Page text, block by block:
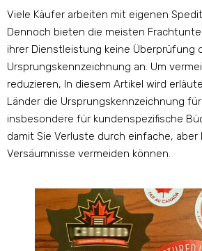
Viele Käufer arbeiten mit eigenen
Dennoch bieten die meisten
ihrer Dienstleistung keine Überprüfung
Ursprungskennzeichnung an. Um
reduzieren, In diesem Artikel wird
Länder die Ursprungskennzeichnung
insbesondere für kundenspezifische
damit Sie Verluste durch einfache, aber
Versäumnisse vermeiden können.